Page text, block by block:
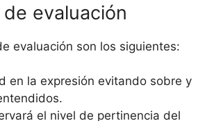
evaluación
evaluación son los siguientes:
en la expresión evitando sobre y
el nivel de pertinencia del